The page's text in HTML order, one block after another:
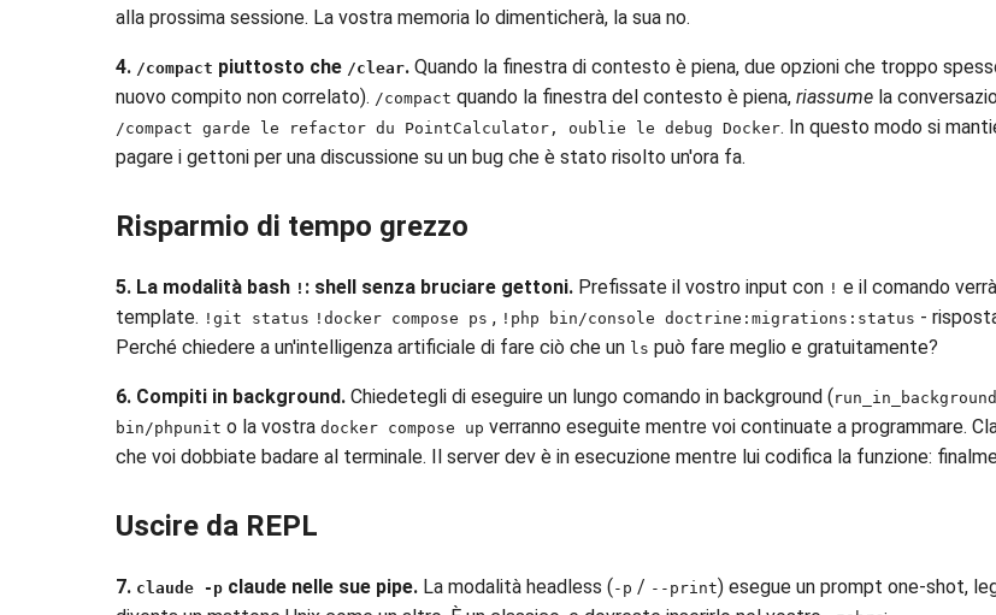
alla prossima sessione. La vostra memoria lo dimenticherà, la sua no.
4. /compact piuttosto che /clear. Quando la finestra di contesto è piena, due opzioni che troppo
nuovo compito non correlato). /compact quando la finestra del contesto è piena, riassume la
/compact garde le refactor du PointCalculator, oublie le debug Docker. In questo modo si
pagare i gettoni per una discussione su un bug che è stato risolto un'ora fa.
Risparmio di tempo grezzo
5. La modalità bash ! : shell senza bruciare gettoni. Prefissate il vostro input con ! e il comando
template. !git status !docker compose ps , !php bin/console doctrine:migrations:status -
Perché chiedere a un'intelligenza artificiale di fare ciò che un ls può fare meglio e gratuitamente?
6. Compiti in background. Chiedetegli di eseguire un lungo comando in background (run_in_background
bin/phpunit o la vostra docker compose up verranno eseguite mentre voi continuate a programmare.
che voi dobbiate badare al terminale. Il server dev è in esecuzione mentre lui codifica la funzione:
Uscire da REPL
7. claude -p claude nelle sue pipe. La modalità headless (-p / --print) esegue un prompt one-shot,